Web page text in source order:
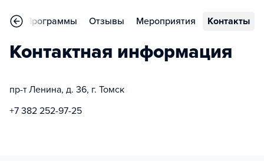
Программы Отзывы Мероприятия Контакты
Контактная информация
пр-т Ленина, д. 36, г. Томск
+7 382 252-97-25